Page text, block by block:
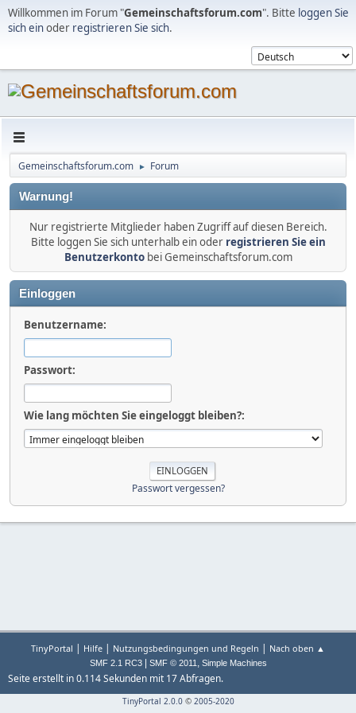
Willkommen im Forum "Gemeinschaftsforum.com". Bitte loggen Sie
sich einoder registrieren Sie sich.
Gemeinschaftsforum.com ► Forum
Warnung!
Nur registrierte Mitglieder haben Zugriff auf diesen Bereich.
Bitte loggen Sie sich unterhalb ein oder registrieren Sie ein
Benutzerkontobei Gemeinschaftsforum.com
Einloggen
Benutzername:
Passwort:
Wie lang möchten Sie eingeloggt bleiben?:
Passwort vergessen?
TinyPortal | Hilfe | Nutzungsbedingungen und Regeln | Nach oben ▲
SMF 2.1 RC3| SMF © 2011, Simple Machines
Seite erstellt in 0.114 Sekunden mit 17 Abfragen.
TinyPortal 2.0.0© 2005-2020